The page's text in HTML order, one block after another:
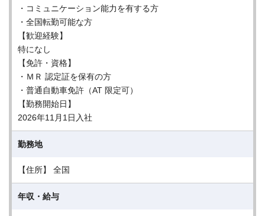
・コミュニケーション能力を有する方
・全国転勤可能な方
【歓迎経験】
特になし
【免許・資格】
・ＭＲ 認定証を保有の方
・普通自動車免許（AT 限定可）
【勤務開始日】
2026年11月1日入社
勤務地
【住所】 全国
年収・給与